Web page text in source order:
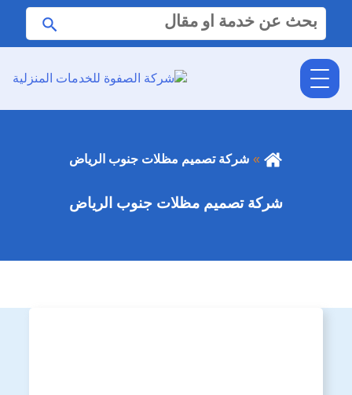
البحث
عن:
شركة تصميم مظلات جنوب الرياض
شركة تصميم مظلات جنوب الرياض